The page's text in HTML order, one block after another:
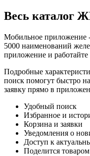
Весь каталог
Мобильное приложение
5000 наименований
приложение и
Подробные
поиск помогут быстро
заявку прямо в
Удобный поиск
Избранное и
Корзина и заявки
Уведомления о
Доступ к
Поделится товаром